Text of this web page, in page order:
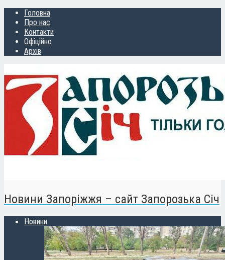
Головна
Про нас
Контакти
Офіційно
Архів
Новини Запоріжжя – сайт Запорозька Січ
Новини